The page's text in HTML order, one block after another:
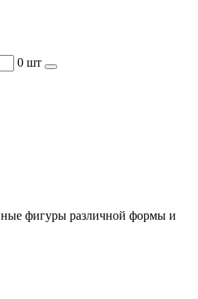
0 шт
фигуры различной формы и